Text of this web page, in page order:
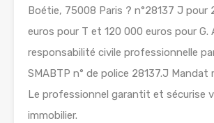
Boétie, 75008 Paris ? n°28137 J pour
euros pour T et 120 000 euros pour G.
responsabilité civile professionnelle
SMABTP n° de police 28137.J Mandat
Le professionnel garantit et sécurise
immobilier.